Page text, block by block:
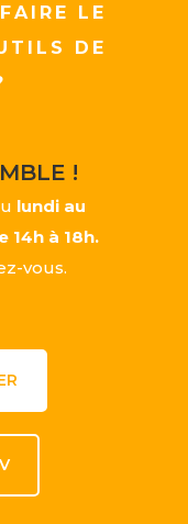
LE
DE
!
lundi au
14h à 18h.
vous.